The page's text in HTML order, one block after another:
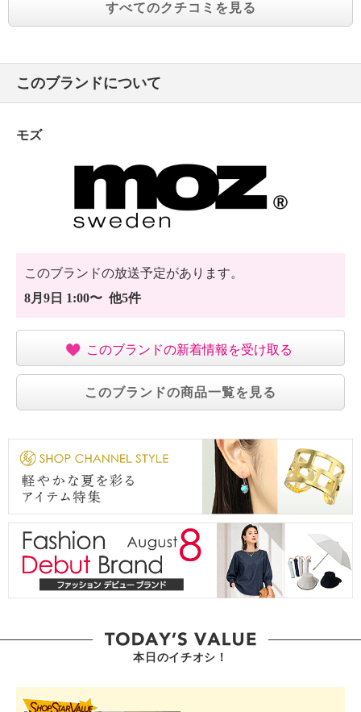
すべてのクチコミを見る
このブランドについて
モズ
このブランドの放送予定があります。
8月9日 1:00〜 他5件
このブランドの新着情報を受け取る
このブランドの商品一覧を見る
本日のイチオシ！